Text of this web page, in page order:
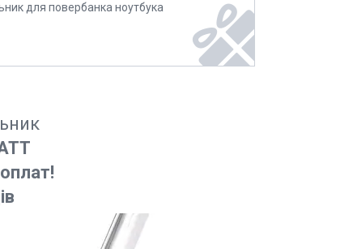
для повербанка ноутбука